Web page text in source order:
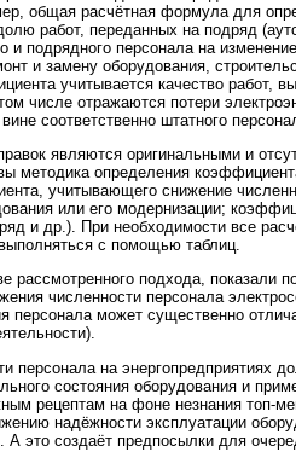
общая расчётная формула для
работ, переданных на подряд
и подрядного персонала на
и замену оборудования,
учитывается качество работ,
числе отражаются потери
соответственно штатного
являются оригинальными и
методика определения
учитывающего снижение
или его модернизации;
и др.). При необходимости все
с помощью таблиц.
рассмотренного подхода, показали
численности персонала
персонала может существенно
персонала на энергопредприятиях
состояния оборудования и
рецептам на фоне незнания топ-
надёжности эксплуатации
это создаёт предпосылки для